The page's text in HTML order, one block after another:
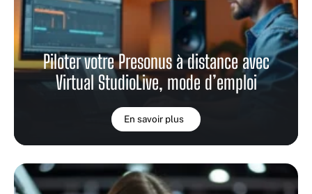
Piloter votre Presonus à distance avec
Virtual StudioLive, mode d’emploi
En savoir plus